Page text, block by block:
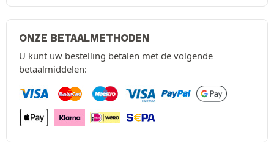
ONZE BETAALMETHODEN
U kunt uw bestelling betalen met de volgende
betaalmiddelen: